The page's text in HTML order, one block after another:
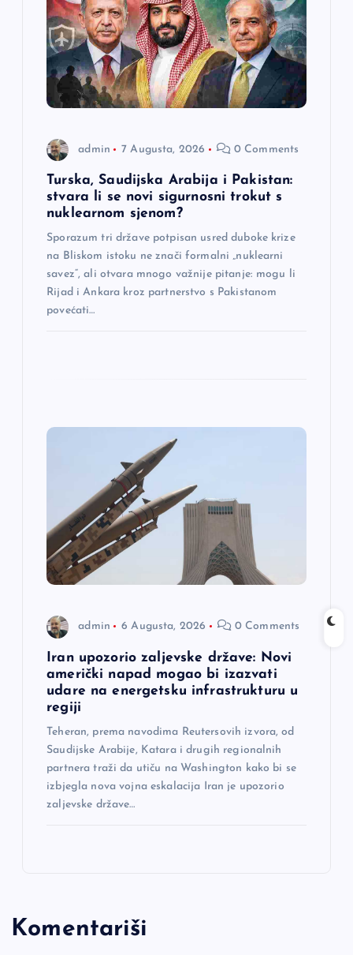
admin 7 Augusta, 2026 0 Comments
Turska, Saudijska Arabija i Pakistan:
stvara li se novi sigurnosni trokut s
nuklearnom sjenom?
Sporazum tri države potpisan usred duboke krize
na Bliskom istoku ne znači formalni „nuklearni
savez“, ali otvara mnogo važnije pitanje: mogu li
Rijad i Ankara kroz partnerstvo s Pakistanom
povećati…
admin 6 Augusta, 2026 0 Comments
Iran upozorio zaljevske države: Novi
američki napad mogao bi izazvati
udare na energetsku infrastrukturu u
regiji
Teheran, prema navodima Reutersovih izvora, od
Saudijske Arabije, Katara i drugih regionalnih
partnera traži da utiču na Washington kako bi se
izbjegla nova vojna eskalacija Iran je upozorio
zaljevske države…
Komentariši